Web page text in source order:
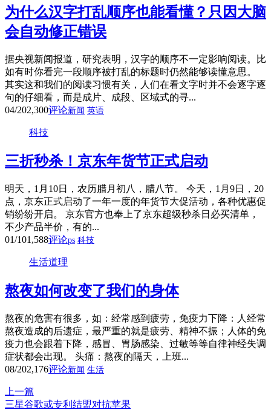
为什么汉字打乱顺序也能看懂？只因大脑
会自动修正错误
据央视新闻报道，研究表明，汉字的顺序不一定影响阅读。比
如有时你看完一段顺序被打乱的标题时仍然能够读懂意思。
其实这和我们的阅读习惯有关，人们在看文字时并不会逐字逐
句的仔细看，而是成片、成段、区域式的寻...
04/202,300评论新闻 英语
科技
三折秒杀！京东年货节正式启动
明天，1月10日，农历腊月初八，腊八节。 今天，1月9日，20
点，京东正式启动了一年一度的年货节大促活动，各种优惠促
销纷纷开启。 京东官方也奉上了京东超级秒杀日必买清单，
不少产品半价，有的...
01/101,588评论ps 科技
生活道理
熬夜如何改变了我们的身体
熬夜的危害有很多，如：经常感到疲劳，免疫力下降：人经常
熬夜造成的后遗症，最严重的就是疲劳、精神不振；人体的免
疫力也会跟着下降，感冒、胃肠感染、过敏等等自律神经失调
症状都会出现。 头痛：熬夜的隔天，上班...
08/202,176评论新闻 生活
上一篇
三星谷歌或专利结盟对抗苹果